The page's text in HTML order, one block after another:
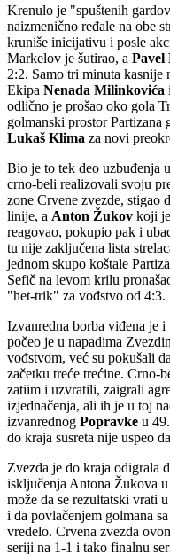
Krenulo je "spuštenih
naizmenično ređale na obe
kruniše inicijativu i posle
Markelov je šutirao, a Pavel
2:2. Samo tri minuta kasnije
Ekipa Nenada Milinkovića
odlično je prošao oko gola
golmanski prostor Partizana
Lukaš Klima za novi
Bio je to tek deo uzbuđenja
crno-beli realizovali svoju
zone Crvene zvezde, stigao
linije, a Anton Žukov koji
reagovao, pokupio pak i
tu nije zaključena lista
jednom skupo koštale
Sefič na levom krilu
"het-trik" za vođstvo od 4:3.
Izvanredna borba viđena je
počeo je u napadima
vođstvom, već su pokušali
začetku treće trećine. Crno-
zatiim i uzvratili, zaigrali
izjednačenja, ali ih je u toj
izvanrednog Popravke u
do kraja susreta nije uspeo
Zvezda je do kraja odigrala
isključenja Antona Žukova
može da se rezultatski vrati
i da povlačenjem golmana
vredelo. Crvena zvezda
seriji na 1-1 i tako finalnu